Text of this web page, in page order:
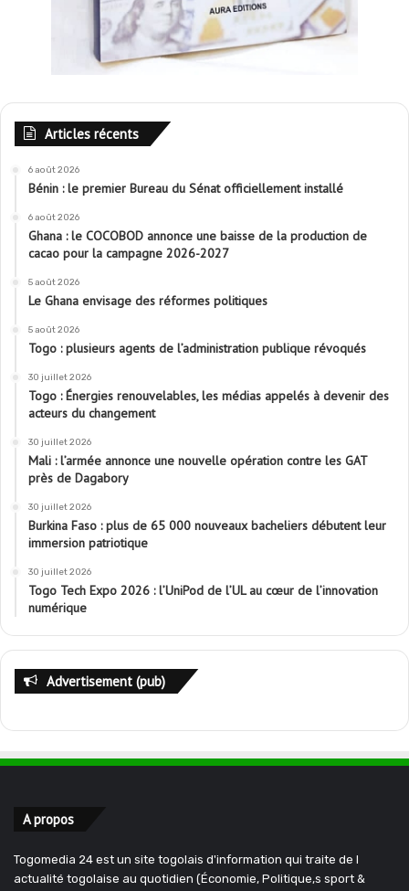
Articles récents
6 août 2026
Bénin : le premier Bureau du Sénat officiellement installé
6 août 2026
Ghana : le COCOBOD annonce une baisse de la production de
cacao pour la campagne 2026-2027
5 août 2026
Le Ghana envisage des réformes politiques
5 août 2026
Togo : plusieurs agents de l’administration publique révoqués
30 juillet 2026
Togo : Énergies renouvelables, les médias appelés à devenir des
acteurs du changement
30 juillet 2026
Mali : l’armée annonce une nouvelle opération contre les GAT
près de Dagabory
30 juillet 2026
Burkina Faso : plus de 65 000 nouveaux bacheliers débutent leur
immersion patriotique
30 juillet 2026
Togo Tech Expo 2026 : l’UniPod de l’UL au cœur de l’innovation
numérique
Advertisement (pub)
A propos
Togomedia 24 est un site togolais d'information qui traite de l
actualité togolaise au quotidien (Économie, Politique,s sport &